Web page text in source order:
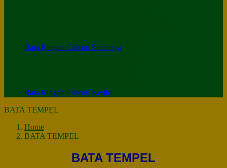
Bata Ringan Citicon Surabaya
Bata Ringan Citicon Kediri
BATA TEMPEL
Home
BATA TEMPEL
BATA TEMPEL